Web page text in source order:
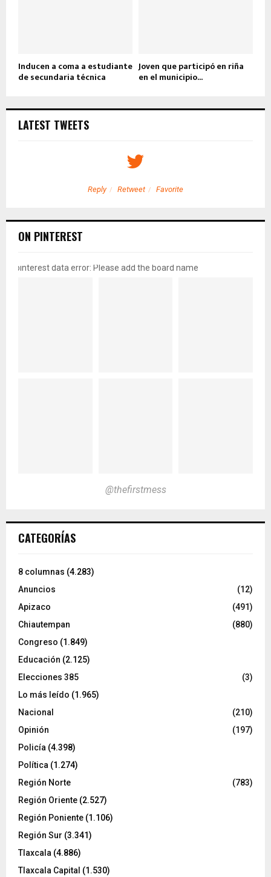
Inducen a coma a estudiante
de secundaria técnica
Joven que participó en riña
en el municipio...
LATEST TWEETS
Reply Retweet Favorite
ON PINTEREST
pinterest data error: Please add the board name
@thefirstmess
CATEGORÍAS
8 columnas (4.283)
Anuncios
(12)
Apizaco
(491)
Chiautempan
(880)
Congreso (1.849)
Educación (2.125)
Elecciones 385
(3)
Lo más leído (1.965)
Nacional
(210)
Opinión
(197)
Policía (4.398)
Política (1.274)
Región Norte
(783)
Región Oriente (2.527)
Región Poniente (1.106)
Región Sur (3.341)
Tlaxcala (4.886)
Tlaxcala Capital (1.530)